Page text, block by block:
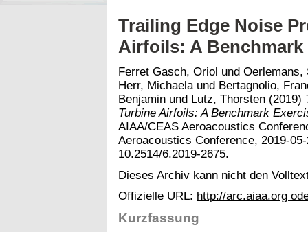
Trailing Edge Noise
Airfoils: A Benchmark
Ferret Gasch, Oriol und Oerlemans,
Herr, Michaela und Bertagnolio,
Benjamin und Lutz, Thorsten (2019)
Turbine Airfoils: A Benchmark
AIAA/CEAS Aeroacoustics
Aeroacoustics Conference, 2019-
10.2514/6.2019-2675.
Dieses Archiv kann nicht den
Offizielle URL: http://arc.aiaa.org
Kurzfassung